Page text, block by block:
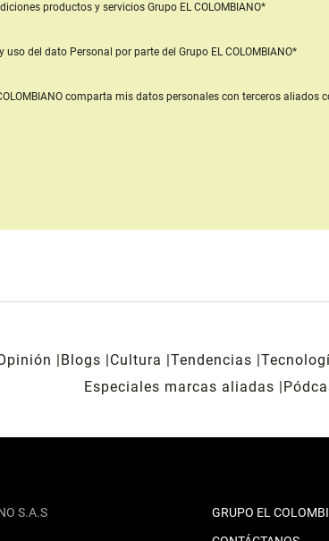
productos y servicios Grupo EL COLOMBIANO*
del dato Personal por parte del Grupo EL COLOMBIANO*
comparta mis datos personales con terceros aliados
Blogs Cultura Tendencias
Especiales marcas aliadas
S.A.S
GRUPO EL